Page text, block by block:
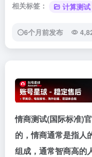
相关标签： 计算测试
6个月前发布
情商测试(国际标准)
的，情商通常是指人
组成，通常智商高的